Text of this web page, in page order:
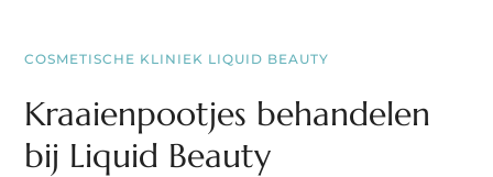
COSMETISCHE KLINIEK LIQUID BEAUTY
Kraaienpootjes behandelen
bij Liquid Beauty